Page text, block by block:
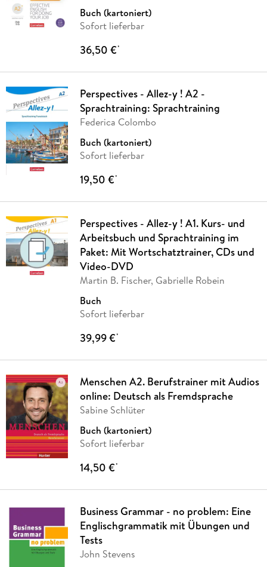
Buch (kartoniert)
Sofort lieferbar
36,50 €*
Perspectives - Allez-y ! A2 -
Sprachtraining: Sprachtraining
Federica Colombo
Buch (kartoniert)
Sofort lieferbar
19,50 €*
Perspectives - Allez-y ! A1. Kurs- und
Arbeitsbuch und Sprachtraining im
Paket: Mit Wortschatztrainer, CDs und
Video-DVD
Martin B. Fischer, Gabrielle Robein
Buch
Sofort lieferbar
39,99 €*
Menschen A2. Berufstrainer mit Audios
online: Deutsch als Fremdsprache
Sabine Schlüter
Buch (kartoniert)
Sofort lieferbar
14,50 €*
Business Grammar - no problem: Eine
Englischgrammatik mit Übungen und
Tests
John Stevens